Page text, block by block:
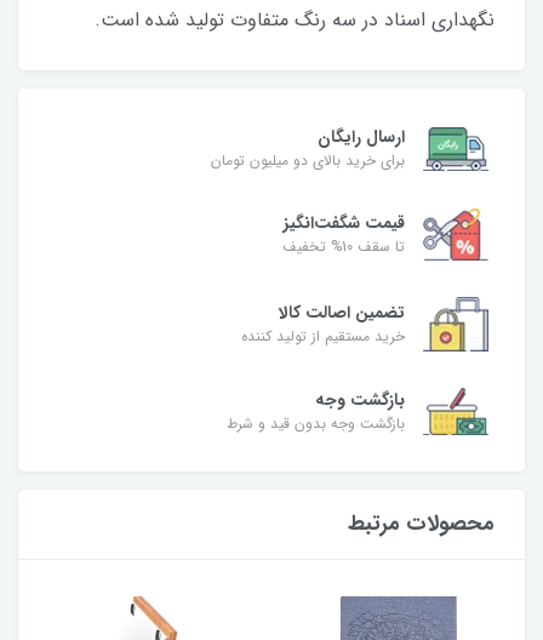
نگهداری اسناد در سه رنگ متفاوت تولید شده است.
ارسال رایگان
برای خرید بالای دو میلیون تومان
قیمت شگفت‌انگیز
تا سقف 10% تخفیف
تضمین اصالت کالا
خرید مستقیم از تولید کننده
بازگشت وجه
بازگشت وجه بدون قید و شرط
محصولات مرتبط